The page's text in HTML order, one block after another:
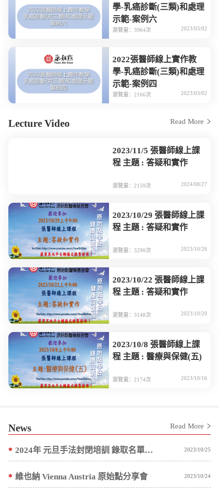
學-乳癌診斷(三類)和處理
示範-案例六
瀏覽量：3964次 2023/03/02
2022張醫師線上實作教
學-乳癌診斷(三類)和處理
示範-案例四
瀏覽量：2166次 2023/03/02
Lecture Video Read More
2023/11/5 張醫師線上課
程 主題 : 答疑和實作
瀏覽量：2159次 2024/08/27
2023/10/29 張醫師線上課
程 主題 : 答疑和實作
瀏覽量：3290次 2023/10/26
2023/10/22 張醫師線上課
程 主題 : 答疑和實作
瀏覽量：3148次 2023/10/20
2023/10/8 張醫師線上課
程 主題 : 醫療與保健(五)
瀏覽量：2174次 2023/10/16
News Read More
* 2024年 元旦手法封閉培訓 錄取名單預計 10/10 ~ 10/15 陸續通知 2023/10/25
* 維也納 Vienna Austria 原始點分享會 2023/10/24